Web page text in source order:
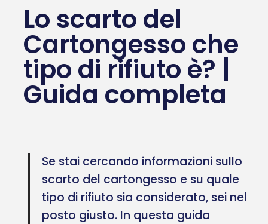
Lo scarto del
Cartongesso che
tipo di rifiuto è? |
Guida completa
Se stai cercando informazioni sullo
scarto del cartongesso e su quale
tipo di rifiuto sia considerato, sei nel
posto giusto. In questa guida